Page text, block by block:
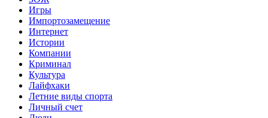
Игры
Импортозамещение
Интернет
Истории
Компании
Криминал
Культура
Лайфхаки
Летние виды спорта
Личный счет